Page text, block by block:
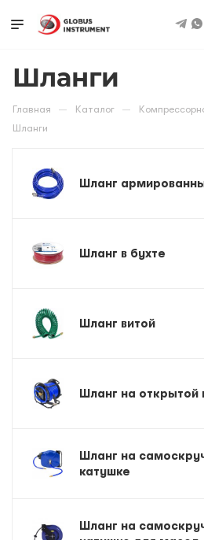
Шланги
Главная — Каталог —
Шланги
Шланг
Шланг в бухте
Шланг витой
Шланг на открытой
Шланг на
катушке
Шланг на